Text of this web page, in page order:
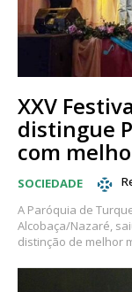
XXV
distingue
com
SOCIEDADE
A Paróquia de
Alcobaça/Nazaré,